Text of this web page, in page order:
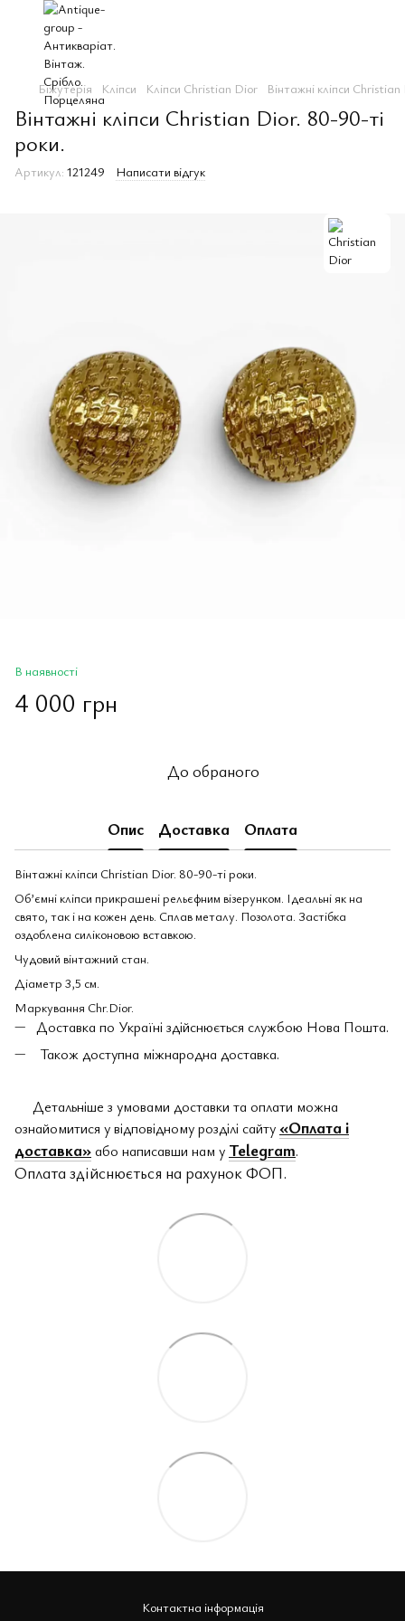
Біжутерія Клiпси Клiпси Christian Dior Вінтажні кліпси
Вінтажні кліпси Christian Dior. 80-90-ті
роки.
Артикул: 121249 Написати відгук
В наявності
4 000 грн
До обраного
Опис Доставка Оплата
Вінтажні кліпси Christian Dior. 80-90-ті роки.
Об’ємні кліпси прикрашені рельєфним візерунком. Ідеальні як на
свято, так і на кожен день. Сплав металу. Позолота. Застібка
оздоблена силіконовою вставкою.
Чудовий вінтажний стан.
Діаметр 3,5 см.
Маркування Chr.Dior.
Доставка по Україні здійснюється службою Нова Пошта.
Також доступна міжнародна доставка.
Детальніше з умовами доставки та оплати можна
ознайомитися у відповідному розділі сайту«Оплата і
доставка»або написавши нам у Telegram.
Оплата здійснюється на рахунок ФОП.
Контактна інформація